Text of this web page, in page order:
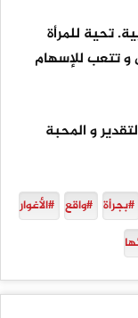
تحية للمرأة
و تتعب للإسهام
و المحبة
#بجرأة #واقع #الأغوار